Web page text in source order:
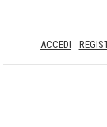
ACCEDI